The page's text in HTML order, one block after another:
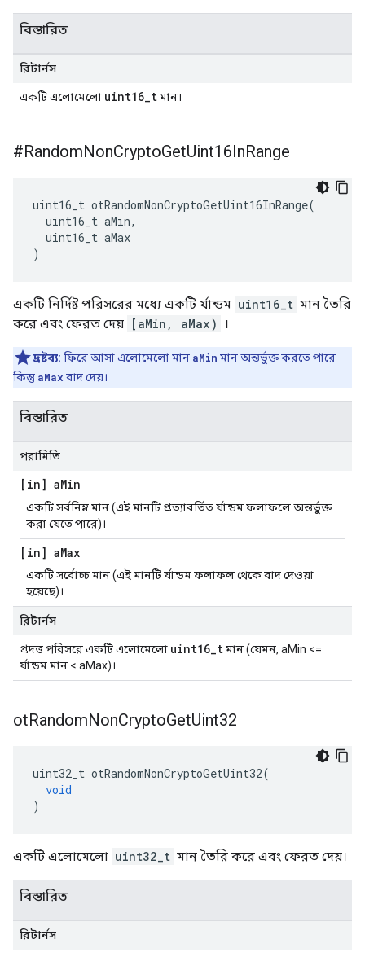
বিস্তারিত
রিটার্নস
একটি এলোমেলো uint16_tমান।
#RandomNonCryptoGetUint16InRange
uint16_t otRandomNonCryptoGetUint16InRange(
uint16_t aMin,
uint16_t aMax
)
একটি নির্দিষ্ট পরিসরের মধ্যে একটি র্যান্ডম uint16_t মান তৈরি
করে এবং ফেরত দেয় [aMin, aMax) ।
দ্রষ্টব্য: ফিরে আসা এলোমেলো মান aMin মান অন্তর্ভুক্ত করতে পারে
কিন্তু aMax বাদ দেয়।
বিস্তারিত
পরামিতি
[in] aMin
একটি সর্বনিম্ন মান (এই মানটি প্রত্যাবর্তিত র্যান্ডম ফলাফলে অন্তর্ভুক্ত
করা যেতে পারে)।
[in] aMax
একটি সর্বোচ্চ মান (এই মানটি র্যান্ডম ফলাফল থেকে বাদ দেওয়া
হয়েছে)।
রিটার্নস
প্রদত্ত পরিসরে একটি এলোমেলো uint16_tমান (যেমন, aMin <=
র্যান্ডম মান < aMax)।
otRandomNonCryptoGetUint32
uint32_t otRandomNonCryptoGetUint32(
void
)
একটি এলোমেলো uint32_t মান তৈরি করে এবং ফেরত দেয়।
বিস্তারিত
রিটার্নস